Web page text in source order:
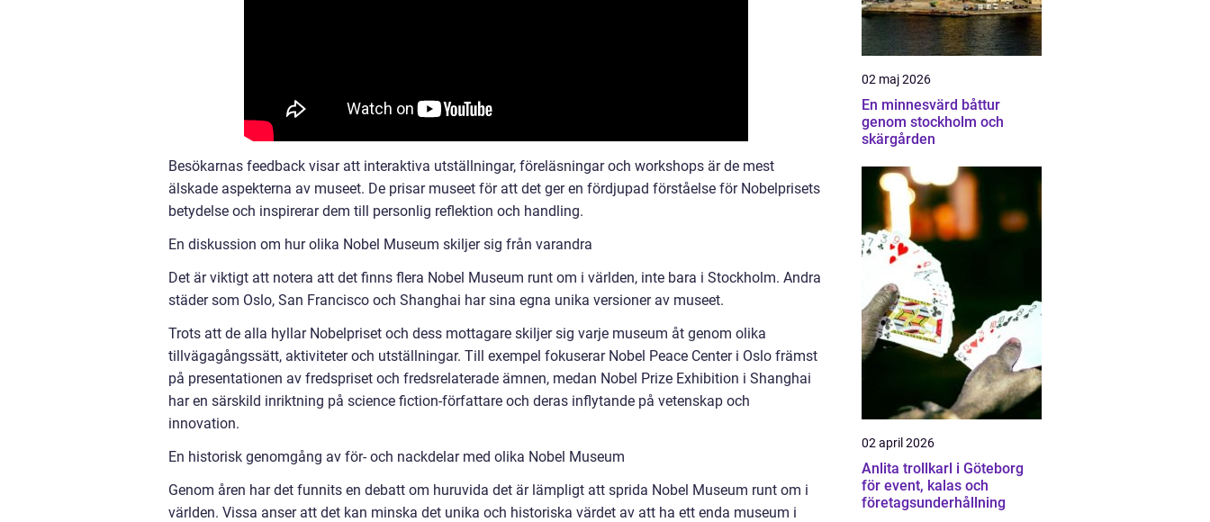
Besökarnas feedback visar att interaktiva utställningar, föreläsningar och workshops är de mest
älskade aspekterna av museet. De prisar museet för att det ger en fördjupad förståelse för Nobelprisets
betydelse och inspirerar dem till personlig reflektion och handling.
En diskussion om hur olika Nobel Museum skiljer sig från varandra
Det är viktigt att notera att det finns flera Nobel Museum runt om i världen, inte bara i Stockholm. Andra
städer som Oslo, San Francisco och Shanghai har sina egna unika versioner av museet.
Trots att de alla hyllar Nobelpriset och dess mottagare skiljer sig varje museum åt genom olika
tillvägagångssätt, aktiviteter och utställningar. Till exempel fokuserar Nobel Peace Center i Oslo främst
på presentationen av fredspriset och fredsrelaterade ämnen, medan Nobel Prize Exhibition i Shanghai
har en särskild inriktning på science fiction-författare och deras inflytande på vetenskap och
innovation.
En historisk genomgång av för- och nackdelar med olika Nobel Museum
Genom åren har det funnits en debatt om huruvida det är lämpligt att sprida Nobel Museum runt om i
världen. Vissa anser att det kan minska det unika och historiska värdet av att ha ett enda museum i
02 maj 2026
En minnesvärd båttur
genom stockholm och
skärgården
02 april 2026
Anlita trollkarl i Göteborg
för event, kalas och
företagsunderhållning